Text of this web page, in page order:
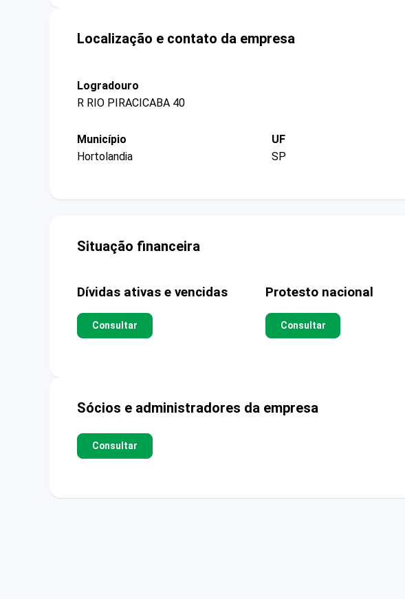
Localização e contato da empresa
Logradouro
R RIO PIRACICABA 40
Município
Hortolandia
UF
SP
Situação financeira
Dívidas ativas e vencidas
Consultar
Protesto nacional
Consultar
Sócios e administradores da empresa
Consultar